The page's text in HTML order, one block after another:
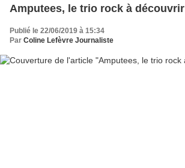
Amputees, le trio rock à découvrir
Publié le 22/06/2019 à 15:34
Par Coline Lefèvre Journaliste